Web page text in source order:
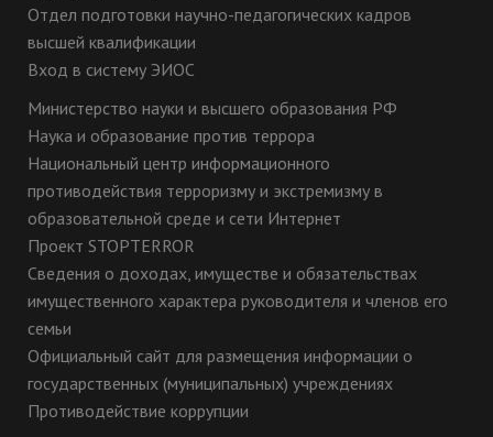
Отдел подготовки научно-педагогических кадров
высшей квалификации
Вход в систему ЭИОС
Министерство науки и высшего образования РФ
Наука и образование против террора
Национальный центр информационного
противодействия терроризму и экстремизму в
образовательной среде и сети Интернет
Проект STOPTERROR
Сведения о доходах, имуществе и обязательствах
имущественного характера руководителя и членов его
семьи
Официальный сайт для размещения информации о
государственных (муниципальных) учреждениях
Противодействие коррупции